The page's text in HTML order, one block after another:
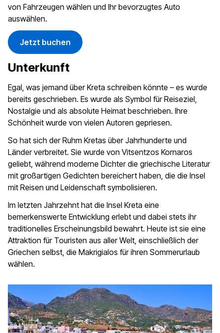
von Fahrzeugen wählen und Ihr bevorzugtes Auto
auswählen.
Jetzt buchen
Unterkunft
Egal, was jemand über Kreta schreiben könnte – es wurde
bereits geschrieben. Es wurde als Symbol für Reiseziel,
Nostalgie und als absolute Heimat beschrieben. Ihre
Schönheit wurde von vielen Autoren gepriesen.
So hat sich der Ruhm Kretas über Jahrhunderte und
Länder verbreitet. Sie wurde von Vitsentzos Kornaros
geliebt, während moderne Dichter die griechische Literatur
mit großartigen Gedichten bereichert haben, die die Insel
mit Reisen und Leidenschaft symbolisieren.
Im letzten Jahrzehnt hat die Insel Kreta eine
bemerkenswerte Entwicklung erlebt und dabei stets ihr
traditionelles Erscheinungsbild bewahrt. Heute ist sie eine
Attraktion für Touristen aus aller Welt, einschließlich der
Griechen selbst, die Makrigialos für ihren Sommerurlaub
wählen.